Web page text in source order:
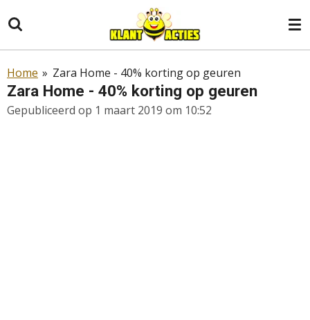
direct
naar
hoofdinhoud
Home » Zara Home - 40% korting op geuren
Zara Home - 40% korting op geuren
Gepubliceerd op 1 maart 2019 om 10:52